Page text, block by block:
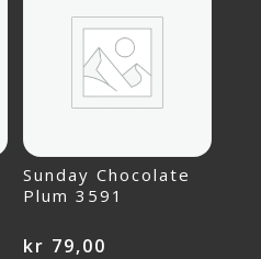
Sunday Chocolate
Plum 3591
kr 79,00